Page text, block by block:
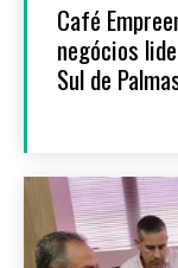
Café
negócios
Sul de